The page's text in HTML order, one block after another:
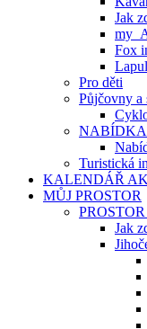
Jak
Fox
Pro děti
Půjčovny a
Turistická
KALENDÁŘ
MŮJ PROSTOR
Jak